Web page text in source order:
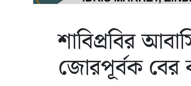
শাবিপ্রবির
জোরপূর্বক বের